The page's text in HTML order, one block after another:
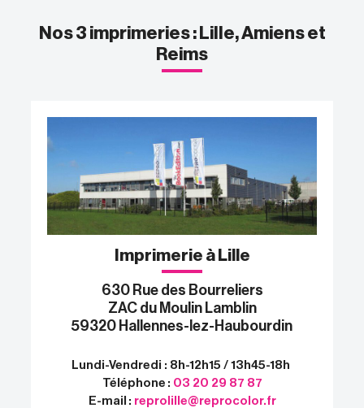
Nos 3 imprimeries : Lille, Amiens et
Reims
Imprimerie à Lille
630 Rue des Bourreliers
ZAC du Moulin Lamblin
59320 Hallennes-lez-Haubourdin
Lundi-Vendredi : 8h-12h15 / 13h45-18h
Téléphone : 03 20 29 87 87
E-mail : reprolille@reprocolor.fr